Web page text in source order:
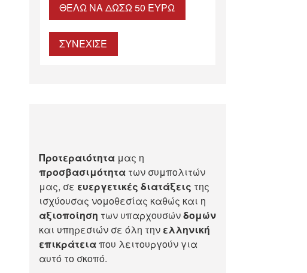
ΘΈΛΩ ΝΑ ΔΏΣΩ 50 ΕΥΡΏ
ΣΥΝΕΧΙΣΕ
Προτεραιότητα μας η
προσβασιμότητα των συμπολιτών
μας, σε ευεργετικές διατάξεις της
ισχύουσας νομοθεσίας καθώς και η
αξιοποίηση των υπαρχουσώνδομών
και υπηρεσιών σε όλη την ελληνική
επικράτειαπου λειτουργούν για
αυτό το σκοπό.​